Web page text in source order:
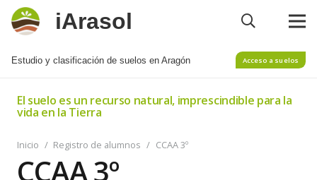
iArasol
Estudio y clasificación de suelos en Aragón Acceso a suelos
El suelo es un recurso natural, imprescindible para la
vida en la Tierra
Inicio / Registro de alumnos / CCAA 3º
CCAA 3º